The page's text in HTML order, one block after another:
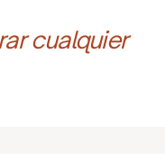
cualquier